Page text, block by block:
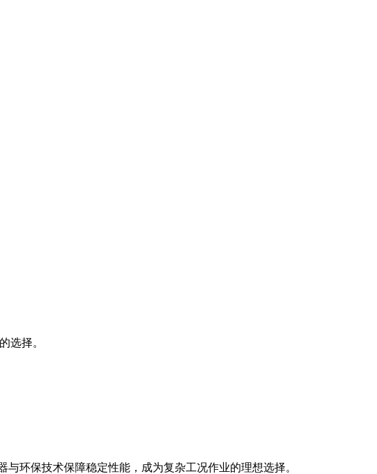
选择。
环保技术保障稳定性能，成为复杂工况作业的理想选择。